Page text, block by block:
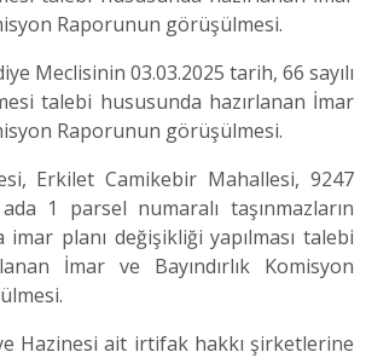
Raporunun görüşülmesi.
Meclisinin 03.03.2025 tarih, 66 sayılı
talebi hususunda hazırlanan İmar
Raporunun görüşülmesi.
Erkilet Camikebir Mahallesi, 9247
1 parsel numaralı taşınmazların
planı değişikliği yapılması talebi
İmar ve Bayındırlık Komisyon
Hazinesi ait irtifak hakkı şirketlerine